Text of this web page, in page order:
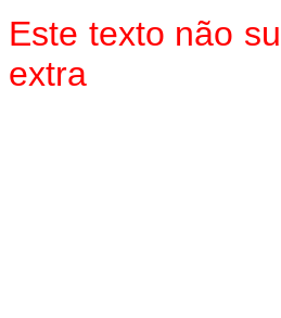
Este texto não
extra